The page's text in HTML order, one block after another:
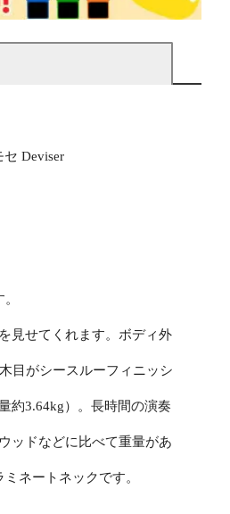
Deviser
見せてくれます。ボディ外
目がシースルーフィニッシ
約3.64kg）。長時間の演奏
ッドなどに比べて重量があ
ネートネックです。